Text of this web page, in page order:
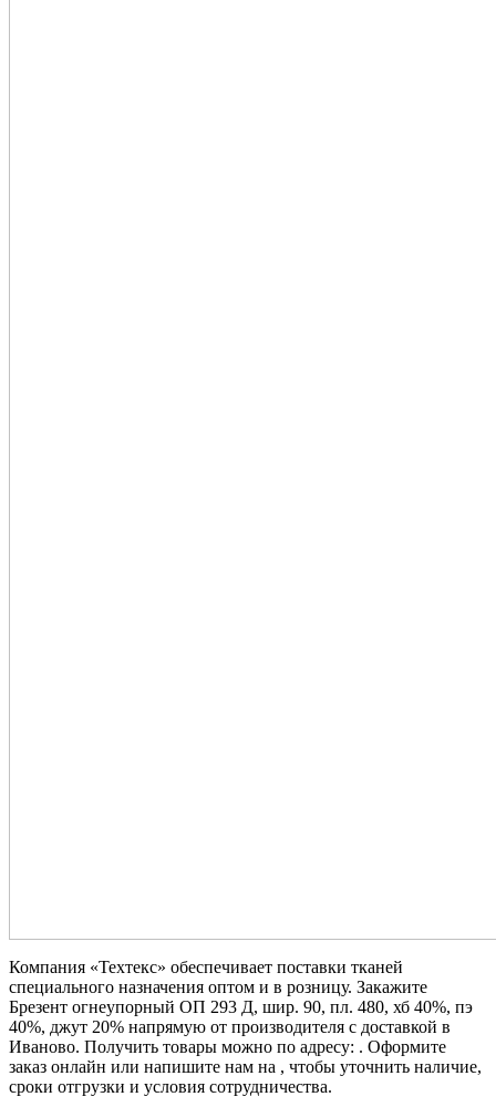
Компания «Техтекс» обеспечивает поставки тканей
специального назначения оптом и в розницу. Закажите
Брезент огнеупорный ОП 293 Д, шир. 90, пл. 480, хб 40%, пэ
40%, джут 20% напрямую от производителя с доставкой в
Иваново. Получить товары можно по адресу: . Оформите
заказ онлайн или напишите нам на , чтобы уточнить наличие,
сроки отгрузки и условия сотрудничества.